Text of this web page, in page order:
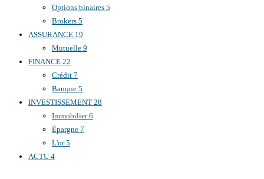
Options binaires 5
Brokers 5
ASSURANCE 19
Mutuelle 9
FINANCE 22
Crédit 7
Banque 5
INVESTISSEMENT 28
Immobilier6
Épargne 7
L'or5
ACTU 4